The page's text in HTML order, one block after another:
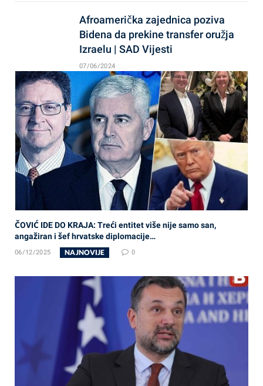
Afroamerička zajednica poziva
Bidena da prekine transfer oružja
Izraelu | SAD Vijesti
07/06/2024
ČOVIĆ IDE DO KRAJA: Treći entitet više nije samo san,
angažiran i šef hrvatske diplomacije…
06/12/2025 NAJNOVIJE 0